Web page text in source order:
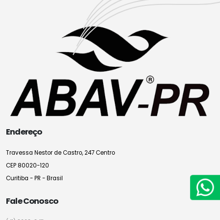
Endereço
Travessa Nestor de Castro, 247 Centro
CEP 80020-120
Curitiba - PR - Brasil
Fale Conosco